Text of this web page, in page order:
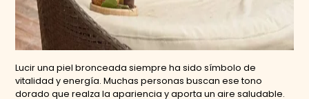
Lucir una piel bronceada siempre ha sido símbolo de
vitalidad y energía. Muchas personas buscan ese tono
dorado que realza la apariencia y aporta un aire saludable.